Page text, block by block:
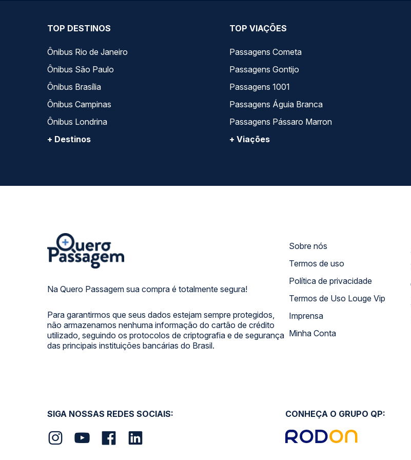
TOP DESTINOS
Ônibus Rio de Janeiro
Ônibus São Paulo
Ônibus Brasília
Ônibus Campinas
Ônibus Londrina
+ Destinos
TOP VIAÇÕES
Passagens Cometa
Passagens Gontijo
Passagens 1001
Passagens Águia Branca
Passagens Pássaro Marron
+ Viações
Na Quero Passagem sua compra é totalmente segura!
Para garantirmos que seus dados estejam sempre protegidos,
não armazenamos nenhuma informação do cartão de crédito
utilizado, seguindo os protocolos de criptografia e de segurança
das principais instituições bancárias do Brasil.
Sobre nós
Termos de uso
Política de privacidade
Termos de Uso Louge Vip
Imprensa
Minha Conta
SIGA NOSSAS REDES SOCIAIS: CONHEÇA O GRUPO QP: